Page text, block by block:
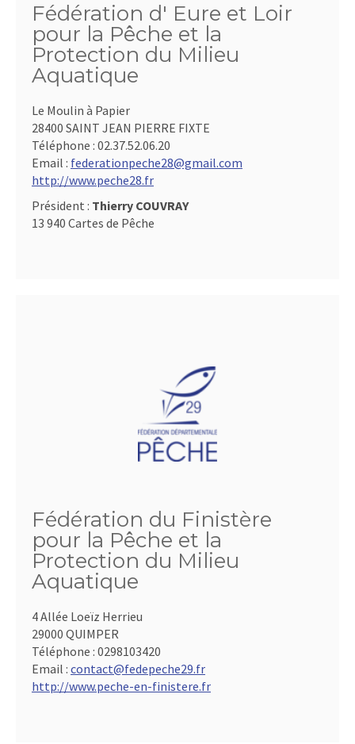
Fédération d' Eure et Loir
pour la Pêche et la
Protection du Milieu
Aquatique
Le Moulin à Papier
28400 SAINT JEAN PIERRE FIXTE
Téléphone : 02.37.52.06.20
Email : federationpeche28@gmail.com
http://www.peche28.fr
Président : Thierry COUVRAY
13 940 Cartes de Pêche
Fédération du Finistère
pour la Pêche et la
Protection du Milieu
Aquatique
4 Allée Loeïz Herrieu
29000 QUIMPER
Téléphone : 0298103420
Email : contact@fedepeche29.fr
http://www.peche-en-finistere.fr